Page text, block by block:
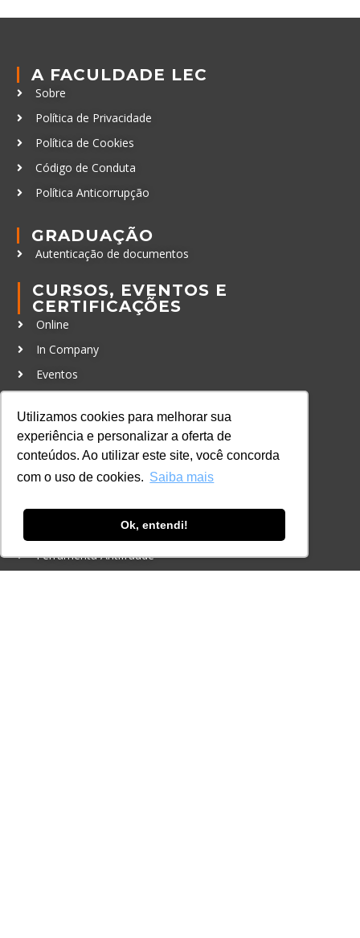
Utilizamos cookies para melhorar sua
experiência e personalizar a oferta de
conteúdos. Ao utilizar este site, você concorda
com o uso de cookies. Saiba mais
Ok, entendi!
A FACULDADE LEC
Sobre
Política de Privacidade
Política de Cookies
Código de Conduta
Política Anticorrupção
GRADUAÇÃO
Autenticação de documentos
CURSOS, EVENTOS E
CERTIFICAÇÕES
Online
In Company
Eventos
CONTATO
+55 11 3259-2837
+55 11 98924-8322
Ferramenta Antifraude